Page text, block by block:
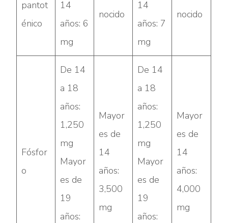
pantot
énico
14
años: 6
mg
nocido
14
años: 7
mg
nocido
Fósfor
o
De 14
a 18
años:
1,250
mg
Mayor
es de
19
años:
Mayor
es de
14
años:
3,500
mg
De 14
a 18
años:
1,250
mg
Mayor
es de
19
años:
Mayor
es de
14
años:
4,000
mg